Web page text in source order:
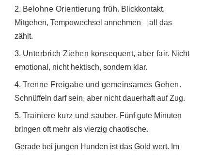
2. Belohne Orientierung früh. Blickkontakt,
Mitgehen, Tempowechsel annehmen – all das
zählt.
3. Unterbrich Ziehen konsequent, aber fair. Nicht
emotional, nicht hektisch, sondern klar.
4. Trenne Freigabe und gemeinsames Gehen.
Schnüffeln darf sein, aber nicht dauerhaft auf Zug.
5. Trainiere kurz und sauber. Fünf gute Minuten
bringen oft mehr als vierzig chaotische.
Gerade bei jungen Hunden ist das Gold wert. Im